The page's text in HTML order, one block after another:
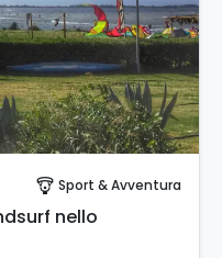
paragliding Sport & Avventura
nello